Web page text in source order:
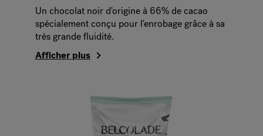
Un chocolat noir d'origine à 66% de cacao
spécialement conçu pour l'enrobage grâce à sa
très grande fluidité.
Afficher plus